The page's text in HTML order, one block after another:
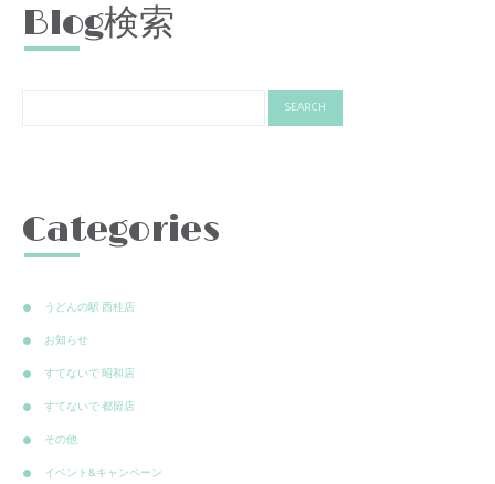
Blog検索
Categories
うどんの駅 西桂店
お知らせ
すてないで 昭和店
すてないで 都留店
その他
イベント&キャンペーン